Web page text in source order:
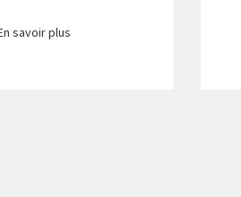
savoir plus